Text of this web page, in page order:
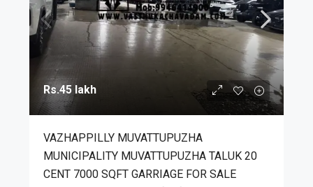
Rs.45 lakh
VAZHAPPILLY MUVATTUPUZHA
MUNICIPALITY MUVATTUPUZHA TALUK 20
CENT 7000 SQFT GARRIAGE FOR SALE